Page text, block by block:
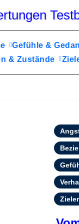
Gefühle &
& Zustände